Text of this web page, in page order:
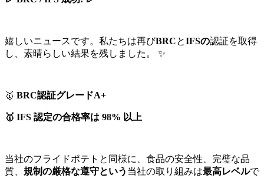
嬉しいニュースです。私たちは再びBRCとIFSの認証を取得
し、素晴らしい結果を残しました。 ✨
🥇 BRC認証グレードA+
🥇 IFS 認定の合格率は 98% 以上
当社のフライドポテトと同様に、食品の安全性、完璧な品
質、 規制の厳格な遵守という 当社の取り組みは最高レベルで